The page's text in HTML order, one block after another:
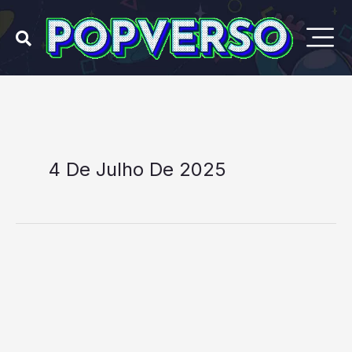
Ir
para
4 De Julho De 2025